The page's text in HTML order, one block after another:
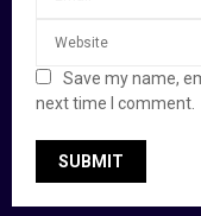
Save my name,
next time I comment.